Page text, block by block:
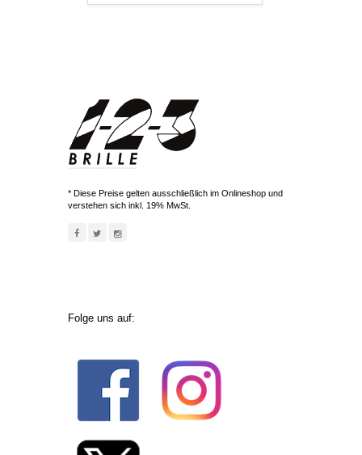
* Diese Preise gelten ausschließlich im Onlineshop und
verstehen sich inkl. 19% MwSt.
Folge uns auf: